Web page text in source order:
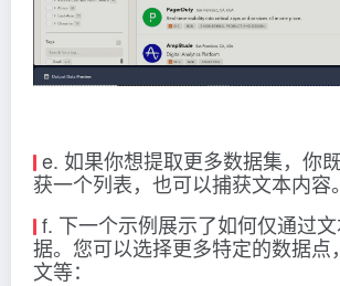
e. 如果你想提取更多数据集，你
获一个列表，也可以捕获文本内容
f. 下一个示例展示了如何仅通过
据。您可以选择更多特定的数据点
文等：